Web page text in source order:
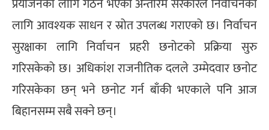
लागि आवश्यक साधन र स्रोत उपलब्ध गराएको छ। निर्वाचन
सुरक्षाका लागि निर्वाचन प्रहरी छनोटको प्रक्रिया सुरु
गरिसकेको छ। अधिकांश राजनीतिक दलले उम्मेदवार छनोट
गरिसकेका छन् भने छनोट गर्न बाँकी भएकाले पनि आज
बिहानसम्म सबै सक्ने छन्।